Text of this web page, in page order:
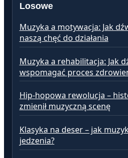
Losowe
Muzyka a motywacja: Jak
naszą chęć do działania
Muzyka a rehabilitacja: Jak
wspomagać proces
Hip-hopowa rewolucja –
zmienił muzyczną scenę
Klasyka na deser – jak
jedzenia?